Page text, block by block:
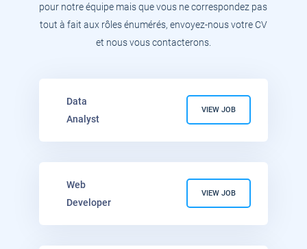
pour notre équipe mais que vous ne correspondez pas
tout à fait aux rôles énumérés, envoyez-nous votre CV
et nous vous contacterons.
Data
Analyst
VIEW JOB
Web
Developer
VIEW JOB